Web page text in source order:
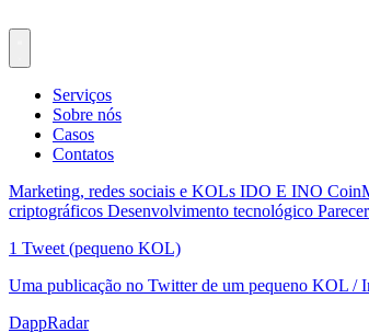
Serviços
Sobre nós
Casos
Contatos
Marketing, redes sociais e KOLs IDO E INO
criptográficos Desenvolvimento tecnológico
1 Tweet (pequeno KOL)
Uma publicação no Twitter de um pequeno KOL /
DappRadar